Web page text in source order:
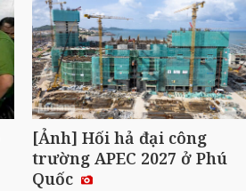
[Ảnh] Hối hả đại công
trường APEC 2027 ở Phú
Quốc